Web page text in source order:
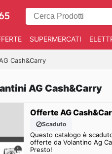
SUPERMERCATI
Cash&Carry
AG Cash&Carry
Offerte AG
Scaduto
Questo catalogo è
offerte da Volantino Ag
Presto!